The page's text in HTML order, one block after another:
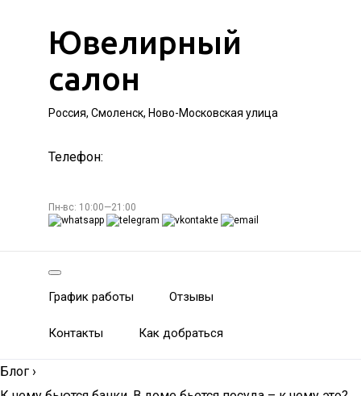
Ювелирный
салон
Россия, Смоленск, Ново-Московская улица
Телефон:
Пн-вс: 10:00—21:00
График работы Отзывы
Контакты Как добраться
Блог ›